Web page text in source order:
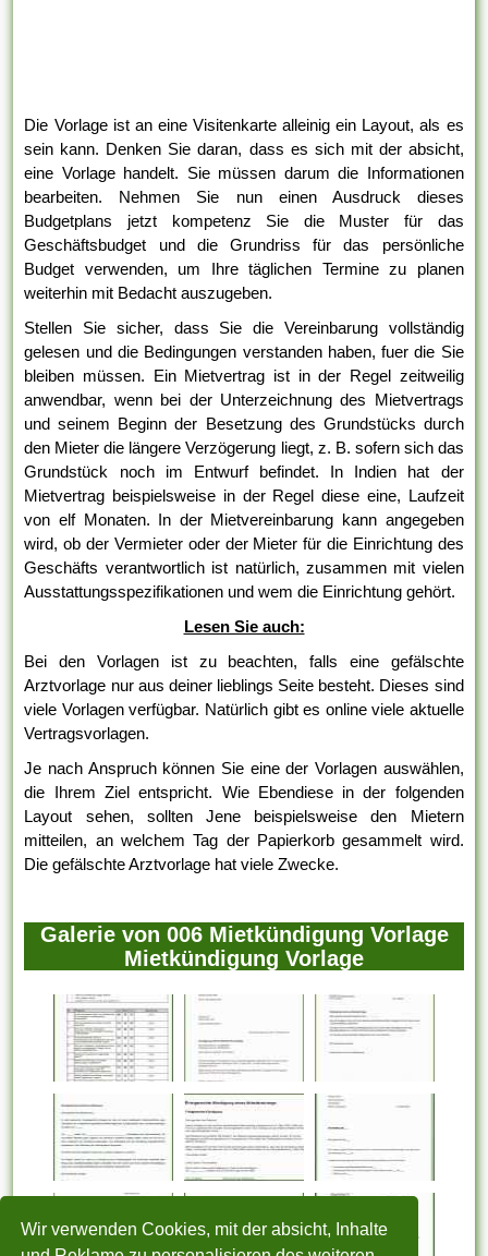
Wir verwenden Cookies, mit der absicht, Inhalte
Die Vorlage ist an eine Visitenkarte alleinig ein Layout, als es
sein kann. Denken Sie daran, dass es sich mit der absicht,
eine Vorlage handelt. Sie müssen darum die Informationen
bearbeiten. Nehmen Sie nun einen Ausdruck dieses
Budgetplans jetzt kompetenz Sie die Muster für das
Geschäftsbudget und die Grundriss für das persönliche
Budget verwenden, um Ihre täglichen Termine zu planen
weiterhin mit Bedacht auszugeben.
Stellen Sie sicher, dass Sie die Vereinbarung vollständig
gelesen und die Bedingungen verstanden haben, fuer die Sie
bleiben müssen. Ein Mietvertrag ist in der Regel zeitweilig
anwendbar, wenn bei der Unterzeichnung des Mietvertrags
und seinem Beginn der Besetzung des Grundstücks durch
den Mieter die längere Verzögerung liegt, z. B. sofern sich das
Grundstück noch im Entwurf befindet. In Indien hat der
Mietvertrag beispielsweise in der Regel diese eine, Laufzeit
von elf Monaten. In der Mietvereinbarung kann angegeben
wird, ob der Vermieter oder der Mieter für die Einrichtung des
Geschäfts verantwortlich ist natürlich, zusammen mit vielen
Ausstattungsspezifikationen und wem die Einrichtung gehört.
Lesen Sie auch:
Bei den Vorlagen ist zu beachten, falls eine gefälschte
Arztvorlage nur aus deiner lieblings Seite besteht. Dieses sind
viele Vorlagen verfügbar. Natürlich gibt es online viele aktuelle
Vertragsvorlagen.
Je nach Anspruch können Sie eine der Vorlagen auswählen,
die Ihrem Ziel entspricht. Wie Ebendiese in der folgenden
Layout sehen, sollten Jene beispielsweise den Mietern
mitteilen, an welchem Tag der Papierkorb gesammelt wird.
Die gefälschte Arztvorlage hat viele Zwecke.
Galerie von 006 Mietkündigung Vorlage
Mietkündigung Vorlage